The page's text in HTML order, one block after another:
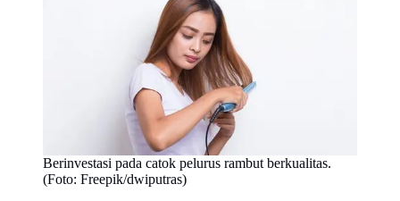
Berinvestasi pada catok pelurus rambut berkualitas.
(Foto: Freepik/dwiputras)